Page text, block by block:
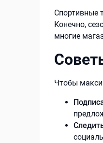
Спортивные
Конечно,
многие
Чтобы